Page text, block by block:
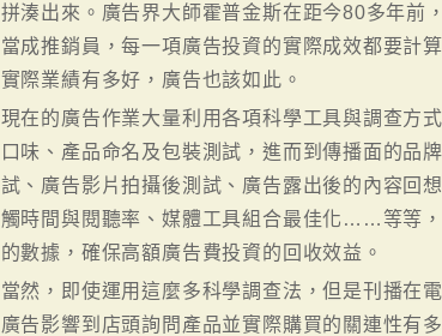
拼湊出來。廣告界大師霍普金斯在距今80多年前
當成推銷員，每一項廣告投資的實際成效都要計
實際業績有多好，廣告也該如此。
現在的廣告作業大量利用各項科學工具與調查方
口味、產品命名及包裝測試，進而到傳播面的品
試、廣告影片拍攝後測試、廣告露出後的內容回
觸時間與閱聽率、媒體工具組合最佳化……等等
的數據，確保高額廣告費投資的回收效益。
當然，即使運用這麼多科學調查法，但是刊播在
廣告影響到店頭詢問產品並實際購買的關連性有